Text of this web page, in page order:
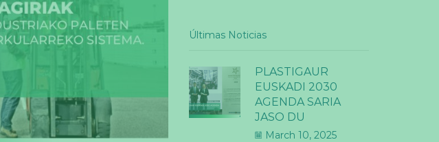
Últimas Noticias
PLASTIGAUR
EUSKADI 2030
AGENDA SARIA
JASO DU
March 10, 2025